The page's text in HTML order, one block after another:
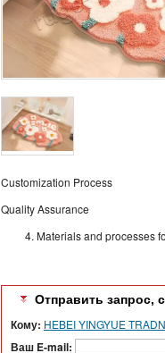
Customization Process
Quality Assurance
Materials and processes
Отправить запрос,
Кому: HEBEI YINGYUE
Ваш E-mail: